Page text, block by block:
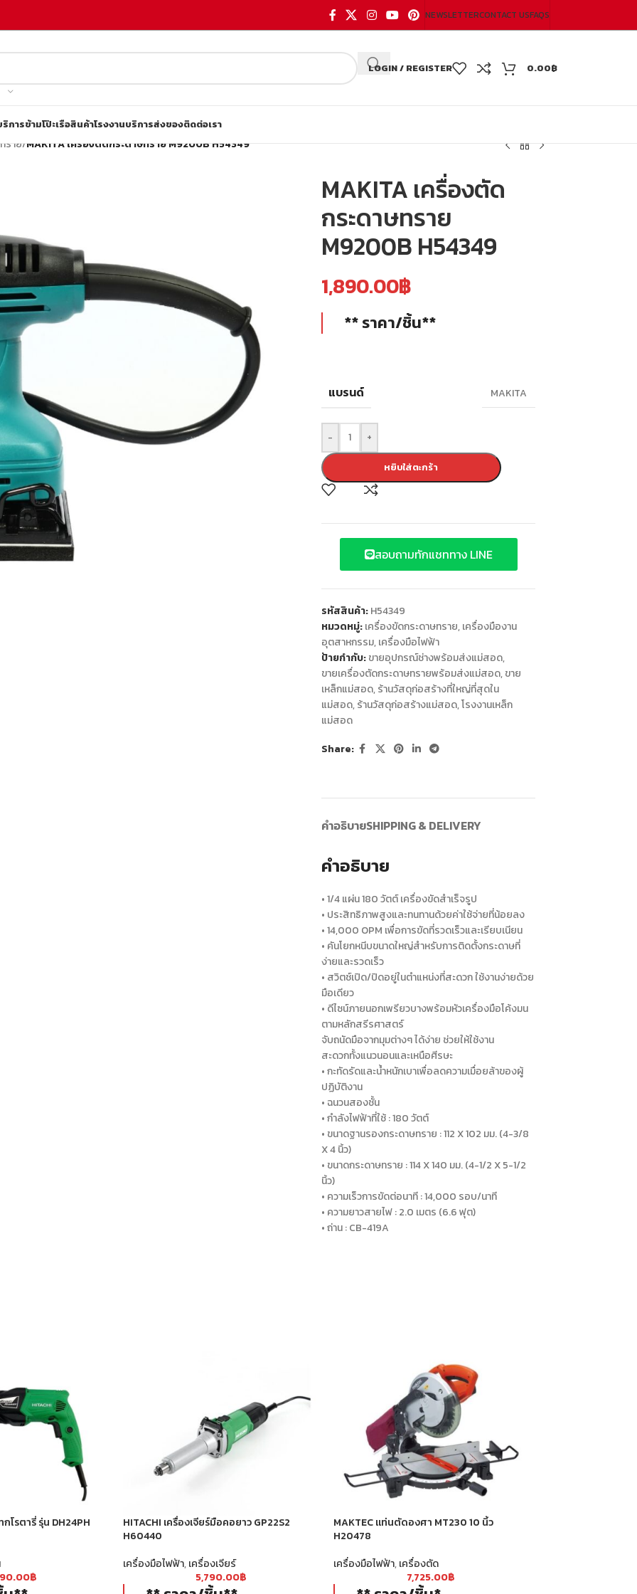
NEWSLETTERCONTACT USFAQS
LOGIN / REGISTER 0.00฿
ริการข้ามโป๊ะเรือสินค้าโรงงานบริการส่งของติดต่อเรา
ราย/MAKITA เครื่องตัดกระดาษทราย M9200B H54349
MAKITA เครื่องตัด
กระดาษทราย
M9200B H54349
1,890.00฿
** ราคา/ชิ้น**
แบรนด์ MAKITA
- +
หยิบใส่ตะกร้า
สอบถามทักแชททาง LINE
รหัสสินค้า:H54349
หมวดหมู่: เครื่องขัดกระดาษทราย, เครื่องมืองาน
อุตสาหกรรม, เครื่องมือไฟฟ้า
ป้ายกำกับ: ขายอุปกรณ์ช่างพร้อมส่งแม่สอด,
ขายเครื่องตัดกระดาษทรายพร้อมส่งแม่สอด, ขาย
เหล็กแม่สอด, ร้านวัสดุก่อสร้างที่ใหญ่ที่สุดใน
แม่สอด, ร้านวัสดุก่อสร้างแม่สอด,โรงงานเหล็ก
แม่สอด
Share:
คำอธิบายSHIPPING & DELIVERY
คำอธิบาย
• 1/4 แผ่น 180 วัตต์ เครื่องขัดสำเร็จรูป
• ประสิทธิภาพสูงและทนทานด้วยค่าใช้จ่ายที่น้อยลง
• 14,000 OPM เพื่อการขัดที่รวดเร็วและเรียบเนียน
• คันโยกหนีบขนาดใหญ่สำหรับการติดตั้งกระดาษที่
ง่ายและรวดเร็ว
• สวิตช์เปิด/ปิดอยู่ในตำแหน่งที่สะดวก ใช้งานง่ายด้วย
มือเดียว
• ดีไซน์ภายนอกเพรียวบางพร้อมหัวเครื่องมือโค้งมน
ตามหลักสรีรศาสตร์
จับถนัดมือจากมุมต่างๆ ได้ง่าย ช่วยให้ใช้งาน
สะดวกทั้งแนวนอนและเหนือศีรษะ
• กะทัดรัดและน้ำหนักเบาเพื่อลดความเมื่อยล้าของผู้
ปฏิบัติงาน
• ฉนวนสองชั้น
• กำลังไฟฟ้าที่ใช้ : 180 วัตต์
• ขนาดฐานรองกระดาษทราย : 112 X 102 มม. (4-3/8
X 4 นิ้ว)
• ขนาดกระดาษทราย : 114 X 140 มม. (4-1/2 X 5-1/2
นิ้ว)
• ความเร็วการขัดต่อนาที : 14,000 รอบ/นาที
• ความยาวสายไฟ : 2.0 เมตร (6.6 ฟุต)
• ถ่าน : CB-419A
โรตารี่ รุ่น DH24PH
฿
HITACHI เครื่องเจียร์มือคอยาว GP22S2
H60440
เครื่องมือไฟฟ้า,เครื่องเจียร์
5,790.00฿
MAKTEC แท่นตัดองศา MT230 10 นิ้ว
H20478
เครื่องมือไฟฟ้า, เครื่องตัด
7,725.00฿